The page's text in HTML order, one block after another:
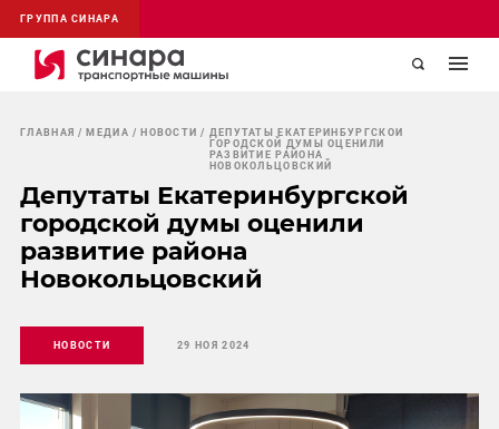
ГРУППА СИНАРА
ГЛАВНАЯ МЕДИА НОВОСТИ
ДЕПУТАТЫ ЕКАТЕРИНБУРГСКОЙ
ГОРОДСКОЙ ДУМЫ ОЦЕНИЛИ
РАЗВИТИЕ РАЙОНА
НОВОКОЛЬЦОВСКИЙ
Депутаты Екатеринбургской
городской думы оценили
развитие района
Новокольцовский
НОВОСТИ 29 НОЯ 2024